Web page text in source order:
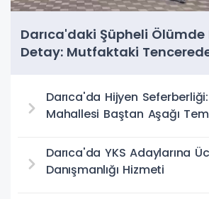
Darıca'daki Şüpheli
Detay: Mutfaktaki
Darıca'da Hijyen
Mahallesi Baştan Aşağı
Darıca'da YKS Adaylarına
Danışmanlığı Hizmeti